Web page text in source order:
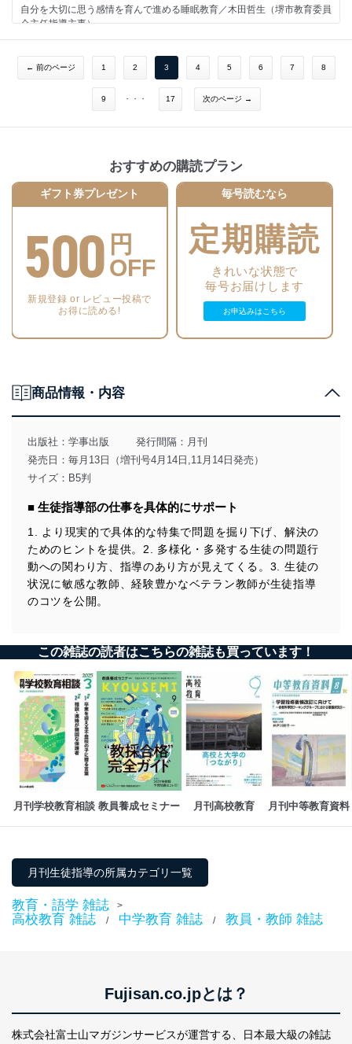
日本生徒指導学会 掲示板
ブックマンション
次号予告＆あとがき
自分を大切に思う感情を育んで進める睡眠教育／木田哲生（堺市教育委員
会主任指導主事）
“せいとしどう”ってなに？
子ども虐待防止に、学校は何ができるか？
耳を澄ます～先生と心理士のオープンダイアローグ～
重大事態を防ぐために学ぶ
これからの情報モラル教育
広がれ！子どもの権利条約
しくじり管理職の失敗記～しょうがねーなー～
教育を診る～取材ノートから～
教育と法の狭間で
押さえておきたい教育ニュース
私を変えたこの１冊
教師のためのマナー講座
← 前のページ 1 2 3 4 5 6 7 8
9 ・・・ 17 次のページ →
おすすめの購読プラン
ギフト券プレゼント
500 円
OFF
新規登録 or レビュー投稿で
お得に読める!
毎号読むなら
定期購読
きれいな状態で
毎号お届けします
お申込みはこちら
商品情報・内容
出版社： 学事出版
発行間隔：月刊
発売日：毎月13日（増刊号4月14日,11月14日発売）
サイズ：B5判
■ 生徒指導部の仕事を具体的にサポート
1. より現実的で具体的な特集で問題を掘り下げ、解決の
ためのヒントを提供。2. 多様化・多発する生徒の問題行
動への関わり方、指導のあり方が見えてくる。3. 生徒の
状況に敏感な教師、経験豊かなベテラン教師が生徒指導
のコツを公開。
この雑誌の読者はこちらの雑誌も買っています！
月刊学校教育相談 教員養成セミナー 月刊高校教育 月刊中等教育資料
月刊生徒指導の所属カテゴリ一覧
教育・語学 雑誌 >
高校教育 雑誌 / 中学教育 雑誌 / 教員・教師 雑誌
Fujisan.co.jpとは？
株式会社富士山マガジンサービスが運営する、
日本最大級の雑誌